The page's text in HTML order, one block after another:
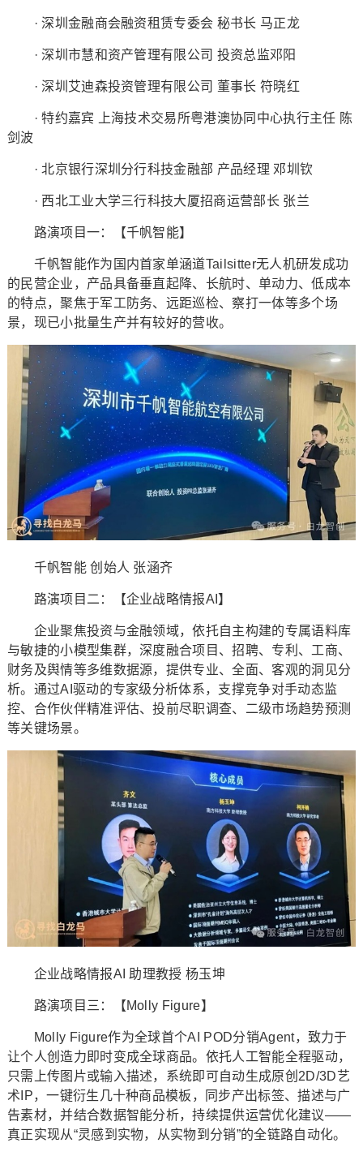
· 深圳金融商会融资租赁专委会 秘书长 马正龙
· 深圳市慧和资产管理有限公司 投资总监邓阳
· 深圳艾迪森投资管理有限公司 董事长 符晓红
· 特约嘉宾 上海技术交易所粤港澳协同中心执行主任 陈
剑波
· 北京银行深圳分行科技金融部 产品经理 邓圳钦
· 西北工业大学三行科技大厦招商运营部长 张兰
路演项目一：【千帆智能】
千帆智能作为国内首家单涵道Tailsitter无人机研发成功
的民营企业，产品具备垂直起降、长航时、单动力、低成本
的特点，聚焦于军工防务、远距巡检、察打一体等多个场
景，现已小批量生产并有较好的营收。
千帆智能 创始人 张涵齐
路演项目二：【企业战略情报AI】
企业聚焦投资与金融领域，依托自主构建的专属语料库
与敏捷的小模型集群，深度融合项目、招聘、专利、工商、
财务及舆情等多维数据源，提供专业、全面、客观的洞见分
析。通过AI驱动的专家级分析体系，支撑竞争对手动态监
控、合作伙伴精准评估、投前尽职调查、二级市场趋势预测
等关键场景。
企业战略情报AI 助理教授 杨玉坤
路演项目三：【Molly Figure】
Molly Figure作为全球首个AI POD分销Agent，致力于
让个人创造力即时变成全球商品。依托人工智能全程驱动，
只需上传图片或输入描述，系统即可自动生成原创2D/3D艺
术IP，一键衍生几十种商品模板，同步产出标签、描述与广
告素材，并结合数据智能分析，持续提供运营优化建议——
真正实现从“灵感到实物，从实物到分销”的全链路自动化。